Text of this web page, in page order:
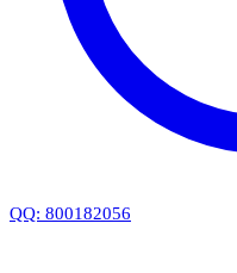
QQ: 800182056